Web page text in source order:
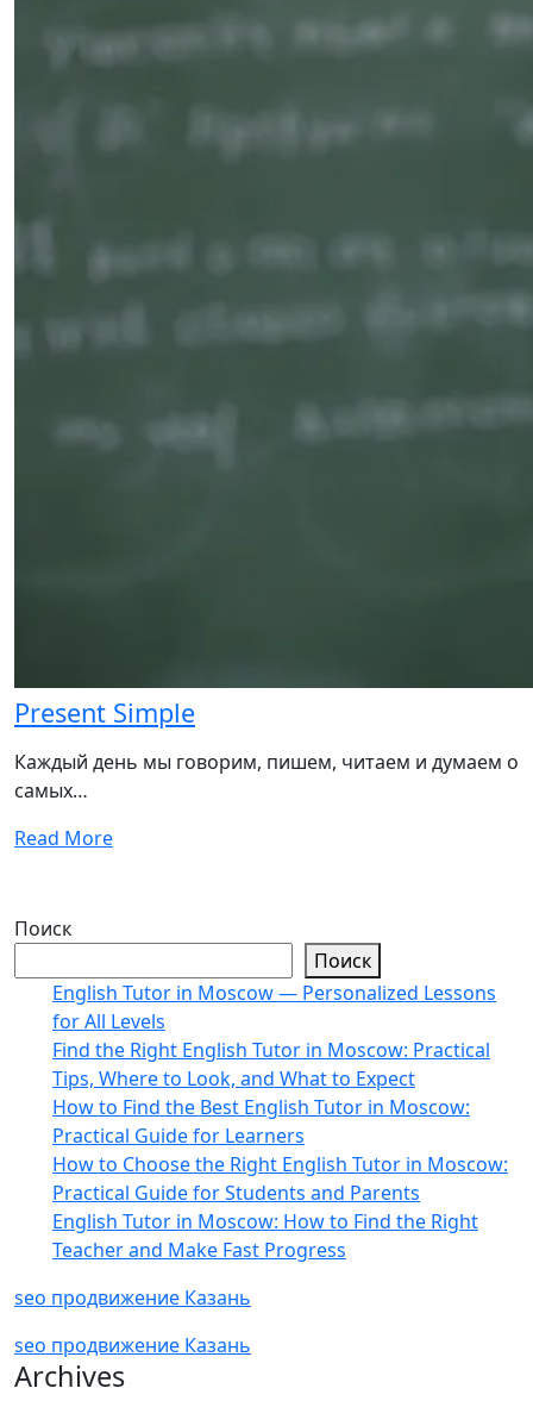
Present Simple
Каждый день мы говорим, пишем, читаем и думаем о
самых…
Read More
Поиск
Поиск
English Tutor in Moscow — Personalized Lessons
for All Levels
Find the Right English Tutor in Moscow: Practical
Tips, Where to Look, and What to Expect
How to Find the Best English Tutor in Moscow:
Practical Guide for Learners
How to Choose the Right English Tutor in Moscow:
Practical Guide for Students and Parents
English Tutor in Moscow: How to Find the Right
Teacher and Make Fast Progress
seo продвижение Казань
seo продвижение Казань
Archives